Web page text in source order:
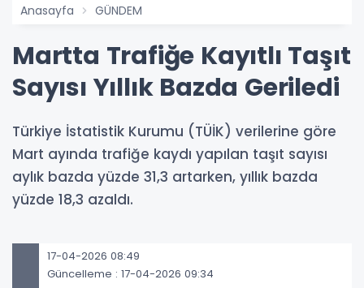
Anasayfa GÜNDEM
Martta Trafiğe Kayıtlı Taşıt
Sayısı Yıllık Bazda Geriledi
Türkiye İstatistik Kurumu (TÜİK) verilerine göre
Mart ayında trafiğe kaydı yapılan taşıt sayısı
aylık bazda yüzde 31,3 artarken, yıllık bazda
yüzde 18,3 azaldı.
17-04-2026 08:49
Güncelleme : 17-04-2026 09:34